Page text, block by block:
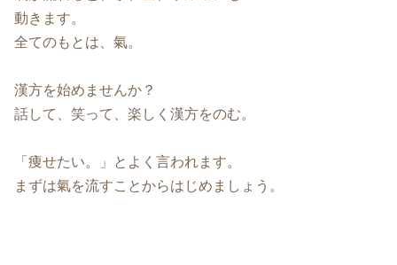
動きます。
全てのもとは、氣。
漢方を始めませんか？
話して、笑って、楽しく漢方をのむ。
「痩せたい。」とよく言われます。
まずは氣を流すことからはじめましょう。